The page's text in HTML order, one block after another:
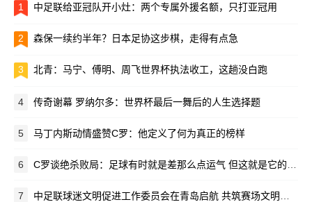
1 中足联给亚冠队开小灶：两个专属外援名额，只打亚冠用
2 森保一续约半年？日本足协这步棋，走得有点急
3 北青：马宁、傅明、周飞世界杯执法收工，这趟没白跑
4 传奇谢幕 罗纳尔多：世界杯最后一舞后的人生选择题
5 马丁内斯动情盛赞C罗：他定义了何为真正的榜样
6 C罗谈绝杀败局：足球有时就是差那么点运气 但这就是它的魅力所在
7 中足联球迷文明促进工作委员会在青岛启航 共筑赛场文明新生态